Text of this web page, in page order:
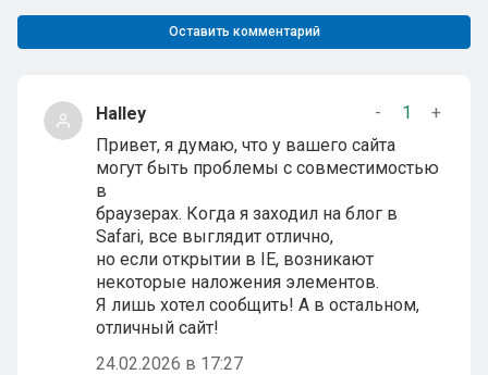
Оставить комментарий
Halley - 1
+
Привет, я думаю, что у вашего сайта
могут быть проблемы с совместимостью
в
браузерах. Когда я заходил на блог в
Safari, все выглядит отлично,
но если открытии в IE, возникают
некоторые наложения элементов.
Я лишь хотел сообщить! А в остальном,
отличный сайт!
24.02.2026 в 17:27